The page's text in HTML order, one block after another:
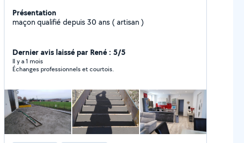
Présentation
maçon qualifié depuis 30 ans ( artisan )
Dernier avis laissé par René : 5/5
Il y a 1 mois
Échanges professionnels et courtois.